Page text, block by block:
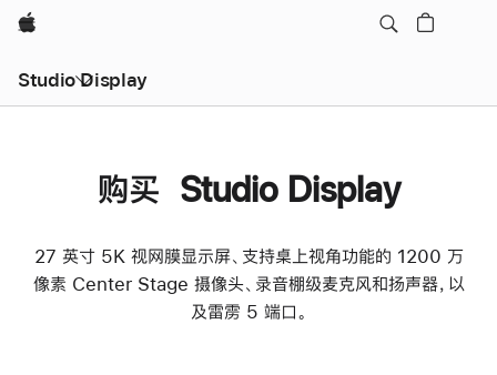
Apple
Studio Display
购买 Studio Display
27 英寸 5K 视网膜显示屏、支持桌上视角功能的 1200 万
像素 Center Stage 摄像头、录音棚级麦克风和扬声器，以
及雷雳 5 端口。